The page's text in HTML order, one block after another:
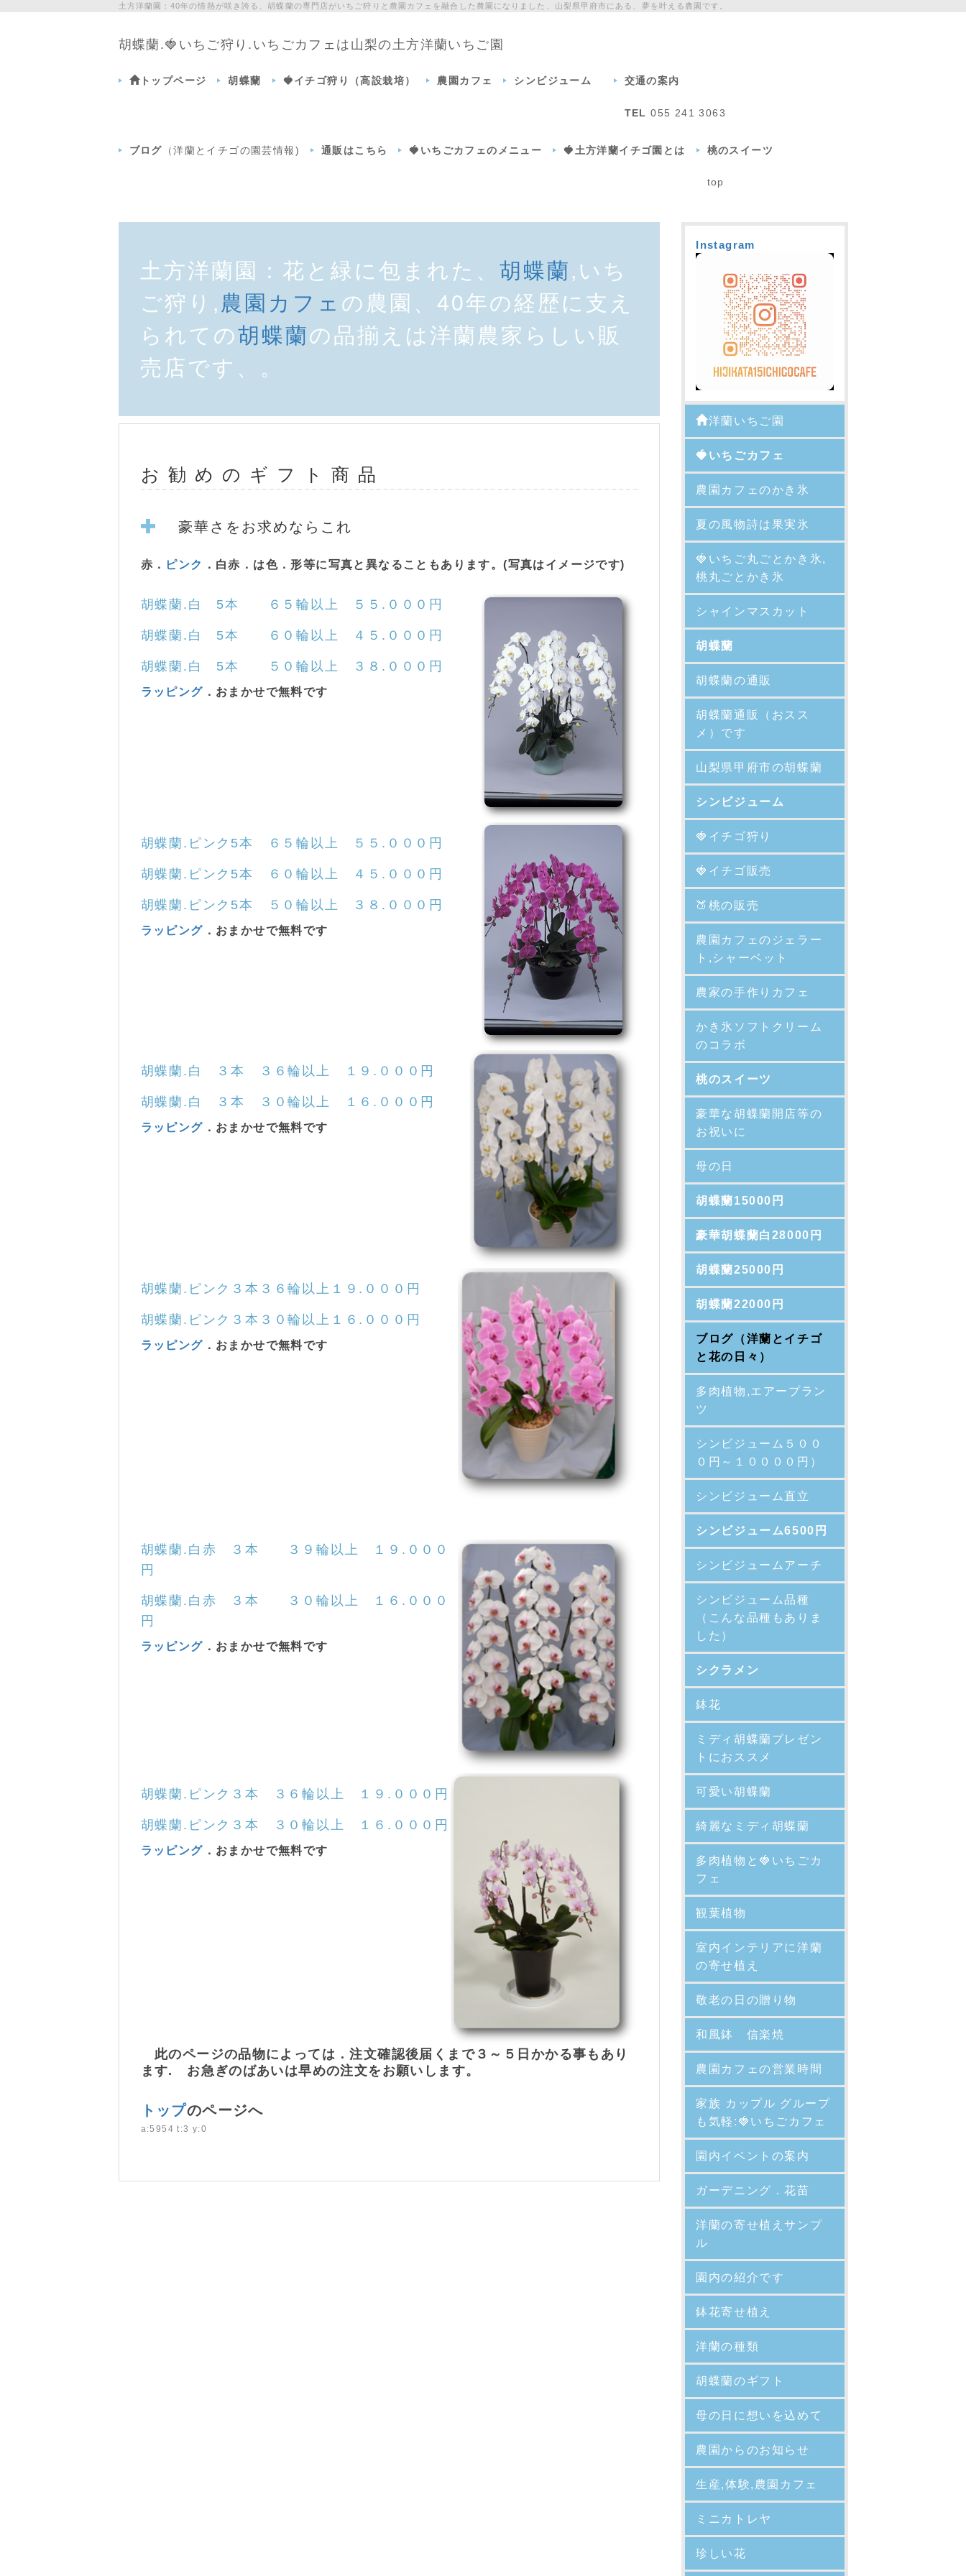
土方洋蘭園：40年の情熱が咲き誇る、胡蝶蘭の専門店がいちご狩りと農園カフェを融合した農園になりました、山梨県甲府市にある、夢を叶える農園です。
胡蝶蘭.🍓いちご狩り.いちごカフェは山梨の土方洋蘭いちご園
トップページ 胡蝶蘭 🍓イチゴ狩り（高設栽培） 農園カフェ シンビジューム 交通の案内
TEL 055 241 3063
ブログ （洋蘭とイチゴの園芸情報) 通販はこちら 🍓いちごカフェのメニュー 🍓土方洋蘭イチゴ園とは 桃のスイーツ
top
土方洋蘭園：花と緑に包まれた、 胡蝶蘭 ,いち
ご狩り, 農園カフェ の農園、40年の経歴に支え
られての胡蝶蘭の品揃えは洋蘭農家らしい販
売店です、。
お 勧 め の ギ フ ト 商 品
豪華さをお求めならこれ
赤． ピンク ．白赤．は色．形等に写真と異なることもあります。(写真はイメージです)
胡蝶蘭.白 5本 ６５輪以上 ５５.０００円
胡蝶蘭.白 5本 ６０輪以上 ４５.０００円
胡蝶蘭.白 5本 ５０輪以上 ３８.０００円
ラッピング ．おまかせで無料です
胡蝶蘭. ピンク 5本 ６５輪以上 ５５.０００円
胡蝶蘭. ピンク 5本 ６０輪以上 ４５.０００円
胡蝶蘭. ピンク 5本 ５０輪以上 ３８.０００円
ラッピング ．おまかせで無料です
胡蝶蘭.白 ３本 ３６輪以上 １９.０００円
胡蝶蘭.白 ３本 ３０輪以上 １６.０００円
ラッピング ．おまかせで無料です
胡蝶蘭. ピンク ３本３６輪以上１９.０００円
胡蝶蘭. ピンク ３本３０輪以上１６.０００円
ラッピング ．おまかせで無料です
胡蝶蘭.白赤 ３本 ３９輪以上 １９.０００
円
胡蝶蘭.白赤 ３本 ３０輪以上 １６.０００
円
ラッピング ．おまかせで無料です
胡蝶蘭. ピンク ３本 ３６輪以上 １９.０００円
胡蝶蘭. ピンク ３本 ３０輪以上 １６.０００円
ラッピング ．おまかせで無料です
此のページの品物によっては．注文確認後届くまで３～５日かかる事もあり
ます. お急ぎのばあいは早めの注文をお願いします。
トップのページへ
a:5954 t:3 y:0
Instagram
洋蘭いちご園
🍓いちごカフェ
農園カフェのかき氷
夏の風物詩は果実氷
🍓 いちご丸ごとかき氷,
桃丸ごとかき氷
シャインマスカット
胡蝶蘭
胡蝶蘭の通販
胡蝶蘭通販（おスス
メ）です
山梨県甲府市の胡蝶蘭
シンビジューム
🍓イチゴ狩り
🍓イチゴ販売
🍑 桃の販売
農園カフェのジェラー
ト,シャーベット
農家の手作りカフェ
かき氷ソフトクリーム
のコラボ
桃のスイーツ
豪華な胡蝶蘭開店等の
お祝いに
母の日
胡蝶蘭15000円
豪華胡蝶蘭白28000円
胡蝶蘭25000円
胡蝶蘭22000円
ブログ（洋蘭とイチゴ
と花の日々）
多肉植物,エアープラン
ツ
シンビジューム５００
０円～１００００円）
シンビジューム直立
シンビジューム6500円
シンビジュームアーチ
シンビジューム品種
（こんな品種もありま
した）
シクラメン
鉢花
ミディ胡蝶蘭プレゼン
トにおススメ
可愛い胡蝶蘭
綺麗なミディ胡蝶蘭
多肉植物と🍓いちごカ
フェ
観葉植物
室内インテリアに洋蘭
の寄せ植え
敬老の日の贈り物
和風鉢 信楽焼
農園カフェの営業時間
家族 カップル グループ
も気軽:🍓いちごカフェ
園内イベントの案内
ガーデニング．花苗
洋蘭の寄せ植えサンプ
ル
園内の紹介です
鉢花寄せ植え
洋蘭の種類
胡蝶蘭のギフト
母の日に想いを込めて
農園からのお知らせ
生産,体験,農園カフェ
ミニカトレヤ
珍しい花